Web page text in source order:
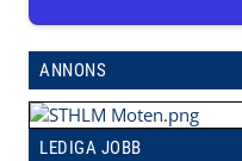
ANNONS
LEDIGA JOBB